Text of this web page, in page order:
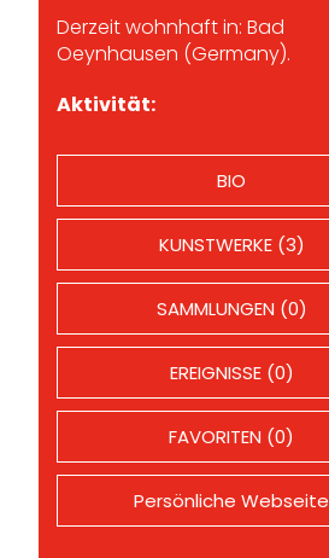
Derzeit wohnhaft in: Bad
Oeynhausen (Germany).
Aktivität:
BIO
KUNSTWERKE (3)
SAMMLUNGEN (0)
EREIGNISSE (0)
FAVORITEN (0)
Persönliche Webseite